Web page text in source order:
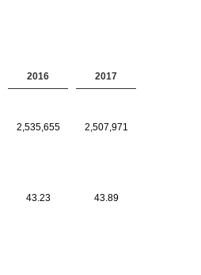
2016 2017
2,535,655 2,507,971
43.23 43.89